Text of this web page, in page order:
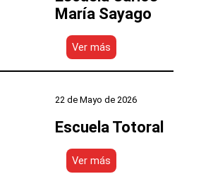
María Sayago
Ver más
Escuela
Carlos
Sayago
22 de Mayo de 2026
Escuela Totoral
Ver más